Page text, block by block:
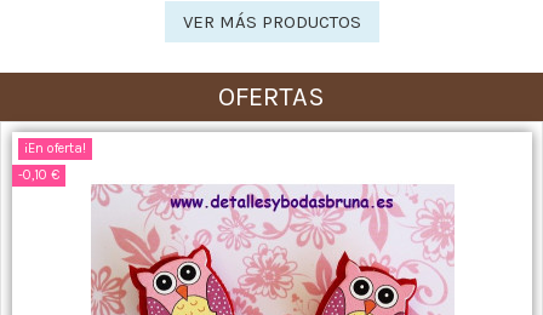
OFERTAS
¡En oferta!
-0,10 €
VER MÁS PRODUCTOS